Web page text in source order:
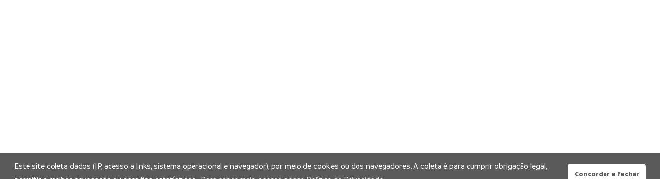
Este site coleta dados (IP, acesso a links, sistema operacional e navegador), por meio de cookies ou dos navegadores. A coleta é para cumprir obrigação legal,
Concordar e fechar